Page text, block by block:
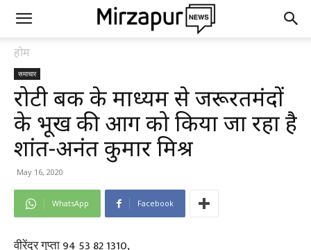
होम
समाचार
रोटी बैंक के माध्यम से जरूरतमंदों
के भूख की आग को किया जा रहा है
शांत-अनंत कुमार मिश्र
May 16, 2020
WhatsApp Facebook
वीरेंद्र गुप्ता 94 53 82 1310,